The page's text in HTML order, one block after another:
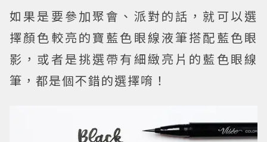
如果是要參加聚會、派對的話，就可以選
擇顏色較亮的寶藍色眼線液筆搭配藍色眼
影，或者是挑選帶有細緻亮片的藍色眼線
筆，都是個不錯的選擇唷！